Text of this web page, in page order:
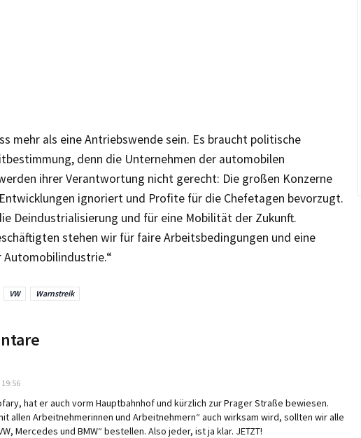
mehr als eine Antriebswende sein. Es braucht politische
denn die Unternehmen der automobilen
ihrer Verantwortung nicht gerecht: Die großen Konzerne
ignoriert und Profite für die Chefetagen bevorzugt.
Deindustrialisierung und für eine Mobilität der Zukunft.
stehen wir für faire Arbeitsbedingungen und eine
Automobilindustrie.“
VW Warnstreik
hat er auch vorm Hauptbahnhof und kürzlich zur Prager Straße bewiesen.
allen Arbeitnehmerinnen und Arbeitnehmern“ auch wirksam wird, sollten wir alle
Mercedes und BMW“ bestellen. Also jeder, ist ja klar. JETZT!